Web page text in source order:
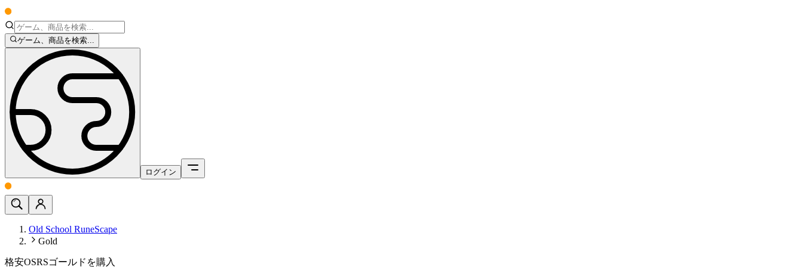
ゲーム、商品を検索...
ログイン
Old School RuneScape
Gold
格安OSRSゴールドを購入